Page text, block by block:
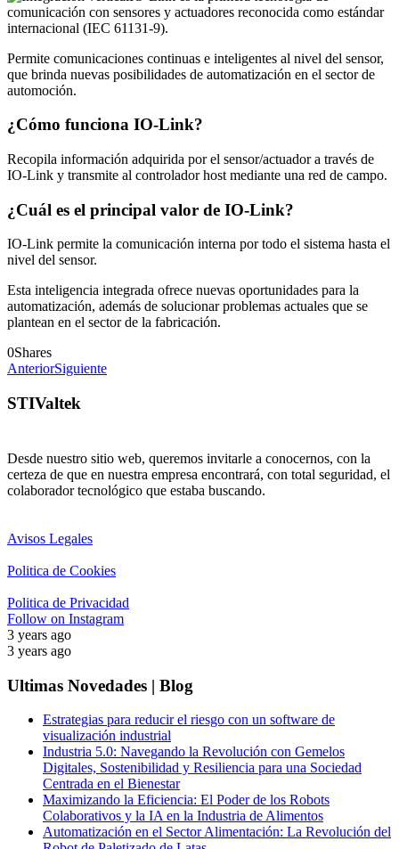
comunicación con sensores y actuadores reconocida como estándar
internacional (IEC 61131-9).
Permite comunicaciones continuas e inteligentes al nivel del sensor,
que brinda nuevas posibilidades de automatización en el sector de
automoción.
¿Cómo funciona IO-Link?
Recopila información adquirida por el sensor/actuador a través de
IO-Link y transmite al controlador host mediante una red de campo.
¿Cuál es el principal valor de IO-Link?
IO-Link permite la comunicación interna por todo el sistema hasta el
nivel del sensor.
Esta inteligencia integrada ofrece nuevas oportunidades para la
automatización, además de solucionar problemas actuales que se
plantean en el sector de la fabricación.
0Shares
AnteriorSiguiente
STIValtek
Desde nuestro sitio web, queremos invitarle a conocernos, con la
certeza de que en nuestra empresa encontrará, con total seguridad, el
colaborador tecnológico que estaba buscando.
Avisos Legales
Politica de Cookies
Politica de Privacidad
Follow on Instagram
3 years ago
3 years ago
Ultimas Novedades | Blog
Estrategias para reducir el riesgo con un software de
visualización industrial
Industria 5.0: Navegando la Revolución con Gemelos
Digitales, Sostenibilidad y Resiliencia para una Sociedad
Centrada en el Bienestar
Maximizando la Eficiencia: El Poder de los Robots
Colaborativos y la IA en la Industria de Alimentos
Automatización en el Sector Alimentación: La Revolución del